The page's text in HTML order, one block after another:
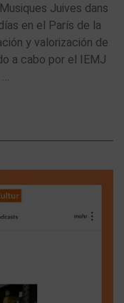
Juives dans
en el París de la
y valorización de
a cabo por el IEMJ